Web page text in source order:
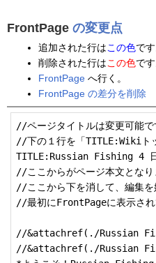
FrontPage の変更点
追加された行はこの色です
削除された行はこの色です
FrontPage へ行く。
FrontPage の差分を削除
//ページタイトルは変更可能で
//下の１行を「TITLE:Wikiト
TITLE:Russian Fishing 4
//ここからがページ本文となり
//ここから下を消して、編集を
//最初にFrontPageに表示さ
//&attachref(./Russian
//&attachref(./Russian